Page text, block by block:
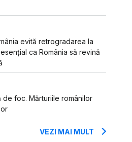
evită retrogradarea la
esențial ca România să revină
de foc. Mărturiile românilor
VEZI MAI MULT